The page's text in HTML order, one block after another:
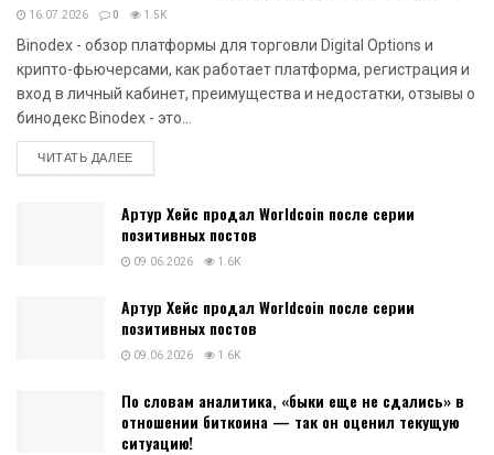
16.07.2026 0 1.5K
Binodex - обзор платформы для торговли Digital Options и
крипто-фьючерсами, как работает платформа, регистрация и
вход в личный кабинет, преимущества и недостатки, отзывы о
бинодекс Binodex - это...
ЧИТАТЬ ДАЛЕЕDETAILS
Артур Хейс продал Worldcoin после серии
позитивных постов
09.06.2026 1.6K
Артур Хейс продал Worldcoin после серии
позитивных постов
09.06.2026 1.6K
По словам аналитика, «быки еще не сдались» в
отношении биткоина — так он оценил текущую
ситуацию!